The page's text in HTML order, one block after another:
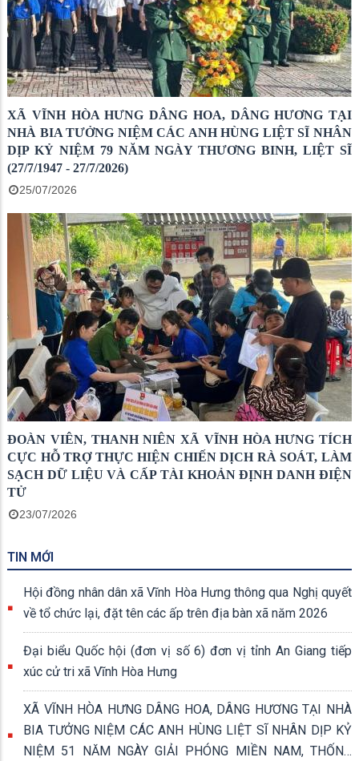
XÃ VĨNH HÒA HƯNG DÂNG HOA, DÂNG HƯƠNG TẠI
NHÀ BIA TƯỞNG NIỆM CÁC ANH HÙNG LIỆT SĨ NHÂN
DỊP KỶ NIỆM 79 NĂM NGÀY THƯƠNG BINH, LIỆT SĨ
(27/7/1947 - 27/7/2026)
25/07/2026
ĐOÀN VIÊN, THANH NIÊN XÃ VĨNH HÒA HƯNG TÍCH
CỰC HỖ TRỢ THỰC HIỆN CHIẾN DỊCH RÀ SOÁT, LÀM
SẠCH DỮ LIỆU VÀ CẤP TÀI KHOẢN ĐỊNH DANH ĐIỆN
TỬ
23/07/2026
TIN MỚI
Hội đồng nhân dân xã Vĩnh Hòa Hưng thông qua Nghị quyết
về tổ chức lại, đặt tên các ấp trên địa bàn xã năm 2026
Đại biểu Quốc hội (đơn vị số 6) đơn vị tỉnh An Giang tiếp
xúc cử tri xã Vĩnh Hòa Hưng
XÃ VĨNH HÒA HƯNG DÂNG HOA, DÂNG HƯƠNG TẠI NHÀ
BIA TƯỞNG NIỆM CÁC ANH HÙNG LIỆT SĨ NHÂN DỊP KỶ
NIỆM 51 NĂM NGÀY GIẢI PHÓNG MIỀN NAM, THỐNG